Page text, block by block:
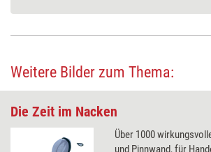
Weitere Bilder zum Thema:
Die Zeit im Nacken
Über 1000
und Pinnwand, für